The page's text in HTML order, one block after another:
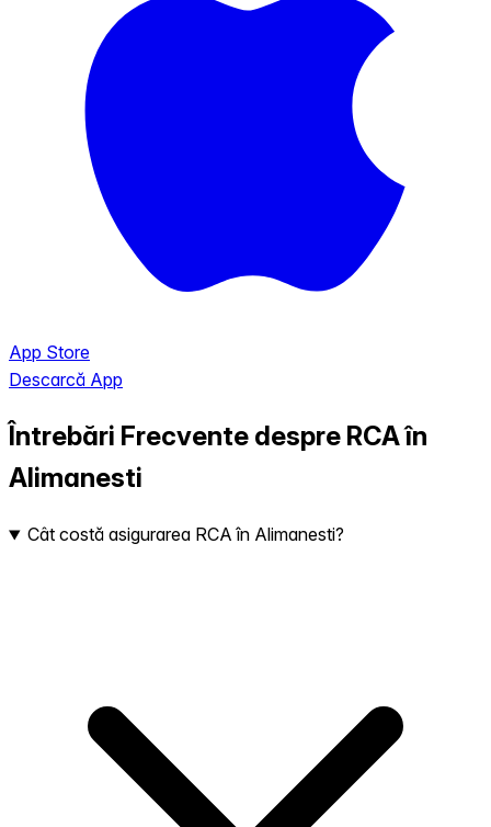
App Store
Descarcă App
Întrebări Frecvente despre RCA în
Alimanesti
Cât costă asigurarea RCA în Alimanesti?